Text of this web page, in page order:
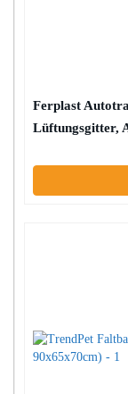
Ferplast
Lüftungsgitter,